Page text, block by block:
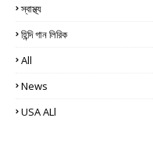
স্বাস্থ্য
হিন্দি গান লিরিক
All
News
USA ALl